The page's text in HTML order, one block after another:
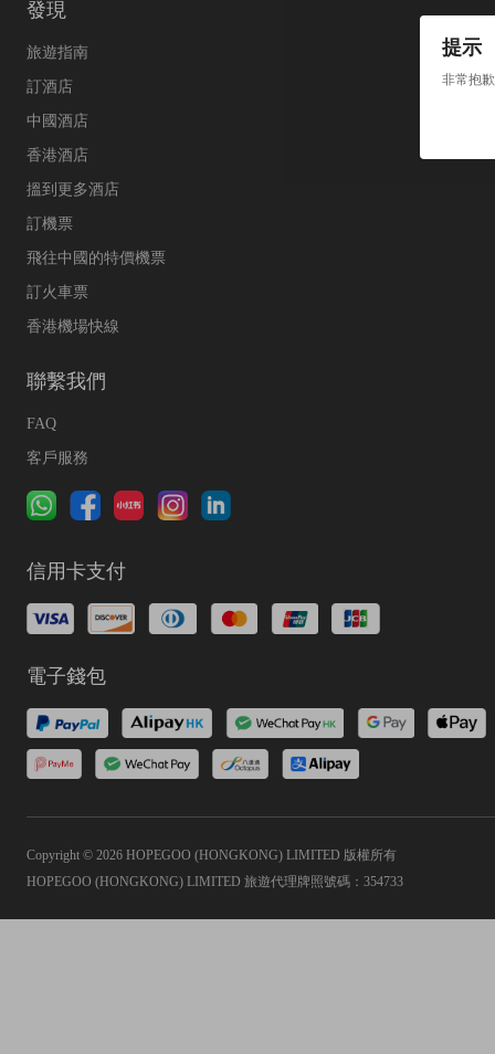
提示
非常抱
發現
旅遊指南
訂酒店
中國酒店
香港酒店
搵到更多酒店
訂機票
飛往中國的特價機票
訂火車票
香港機場快線
聯繫我們
FAQ
客戶服務
信用卡支付
電子錢包
Copyright © 2026 HOPEGOO (HONGKONG) LIMITED 版權所有
HOPEGOO (HONGKONG) LIMITED 旅遊代理牌照號碼：354733